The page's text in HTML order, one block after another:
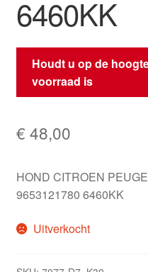
6460KK
Houdt u op de
voorraad is
€ 48,00
HOND CITROEN
9653121780 6460KK
Uitverkocht